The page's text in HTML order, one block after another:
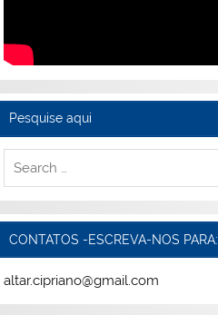
Pesquise aqui
CONTATOS -ESCREVA-NOS PARA:
altar.cipriano@gmail.com